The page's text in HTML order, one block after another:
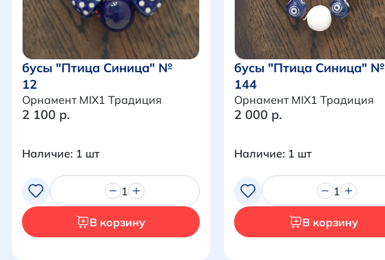
бусы "Птица Синица" №
12
Орнамент MIX1 Традиция
2 100 р.
Наличие: 1 шт
1
В корзину
бусы "Птица Синица" №
144
Орнамент MIX1 Традиция
2 000 р.
Наличие: 1 шт
1
В корзину